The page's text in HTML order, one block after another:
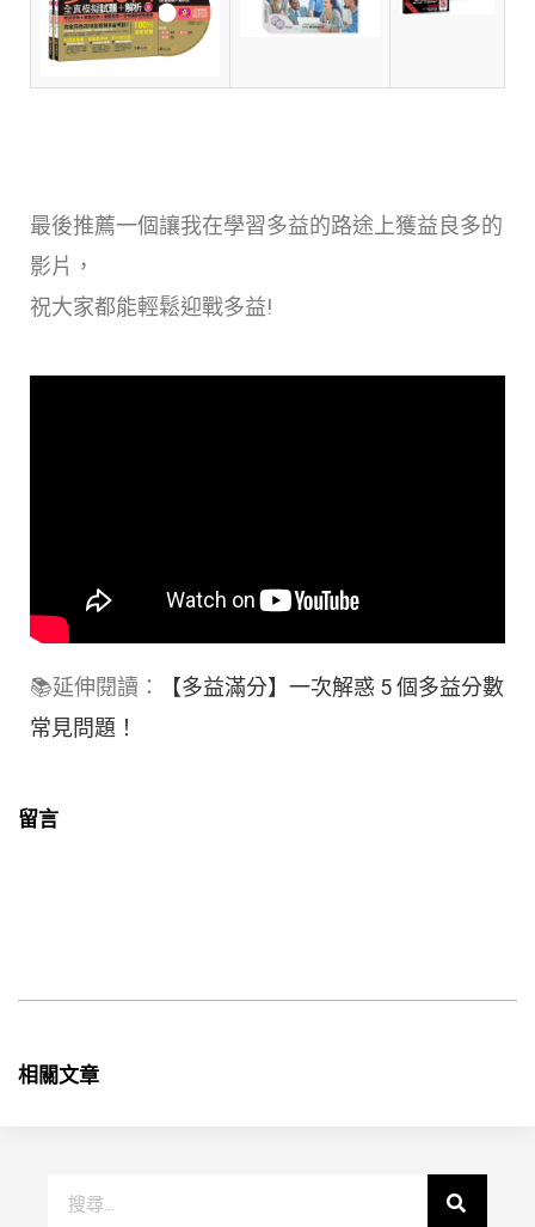
最後推薦一個讓我在學習多益的路途上獲益良多的
影片，
祝大家都能輕鬆迎戰多益!
📚延伸閱讀：
【多益滿分】一次解惑 5 個多益分數
常見問題！
留言
相關文章